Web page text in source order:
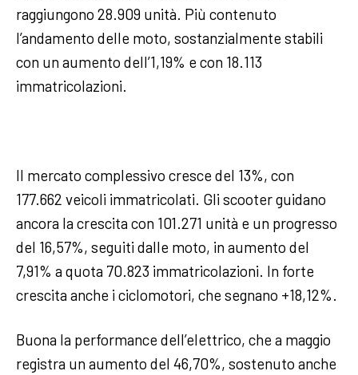
raggiungono 28.909 unità. Più contenuto
l’andamento delle moto, sostanzialmente stabili
con un aumento dell’1,19% e con 18.113
immatricolazioni.
Il mercato complessivo cresce del 13%, con
177.662 veicoli immatricolati. Gli scooter guidano
ancora la crescita con 101.271 unità e un progresso
del 16,57%, seguiti dalle moto, in aumento del
7,91% a quota 70.823 immatricolazioni. In forte
crescita anche i ciclomotori, che segnano +18,12%.
Buona la performance dell’elettrico, che a maggio
registra un aumento del 46,70%, sostenuto anche